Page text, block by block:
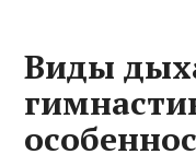
Виды